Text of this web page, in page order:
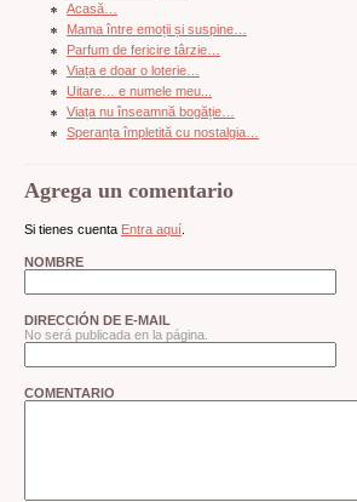
Acasă…
Mama între emoții și suspine…
Parfum de fericire târzie…
Viața e doar o loterie…
Uitare… e numele meu...
Viața nu înseamnă bogăție…
Speranța împletită cu nostalgia…
Agrega un comentario
Si tienes cuenta Entra aquí
NOMBRE
DIRECCIÓN DE E-MAIL
No será publicada en la página.
COMENTARIO